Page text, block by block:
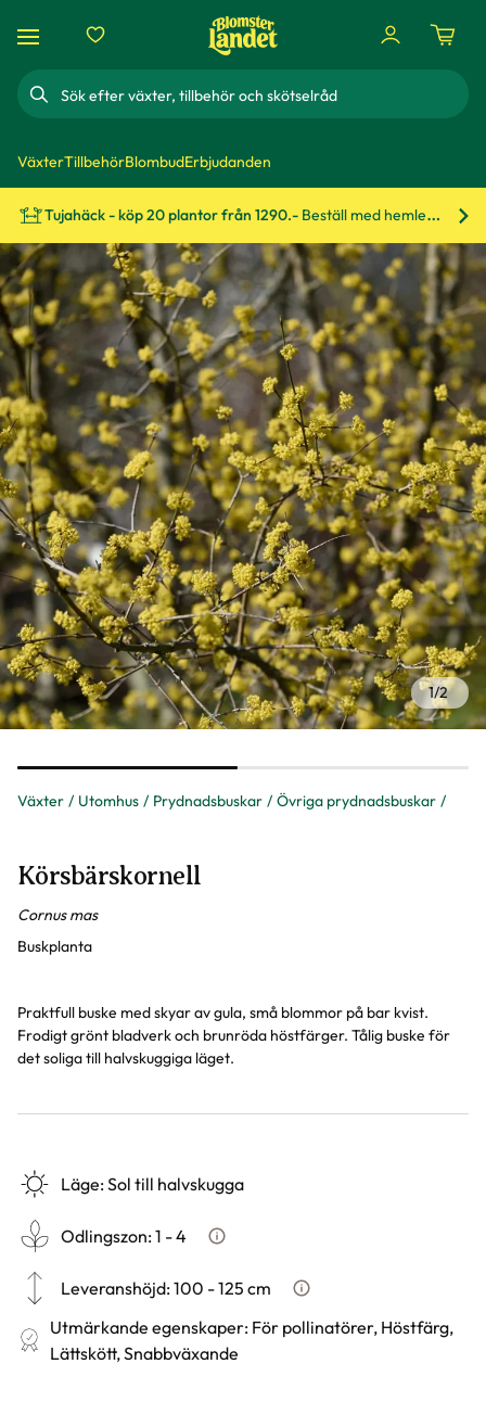
Sök
VäxterTillbehörBlombudErbjudanden
Tujahäck - köp 20 plantor från 1290.- Beställ med hemleverans!
Växter Utomhus Prydnadsbuskar Övriga prydnadsbuskar
1/2
Körsbärskornell
Cornus mas
Buskplanta
Praktfull buske med skyar av gula, små blommor på bar kvist.
Frodigt grönt bladverk och brunröda höstfärger. Tålig buske för
det soliga till halvskuggiga läget.
Läge:Sol till halvskugga
Odlingszon:1 - 4 Vad är odlingszon?
Leveranshöjd:100 - 125 cm Hur vi mäter leveranshöjd
Utmärkande egenskaper: För pollinatörer, Höstfärg,
Lättskött, Snabbväxande